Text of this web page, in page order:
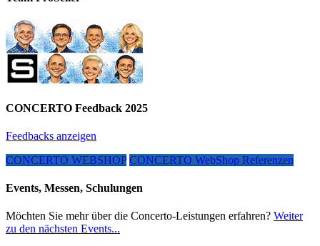
CONCERTO Feedback 2025
Feedbacks anzeigen
CONCERTO WEBSHOP CONCERTO WebShop Referenzen
Events, Messen, Schulungen
Möchten Sie mehr über die Concerto-Leistungen erfahren? Weiter
zu den nächsten Events...